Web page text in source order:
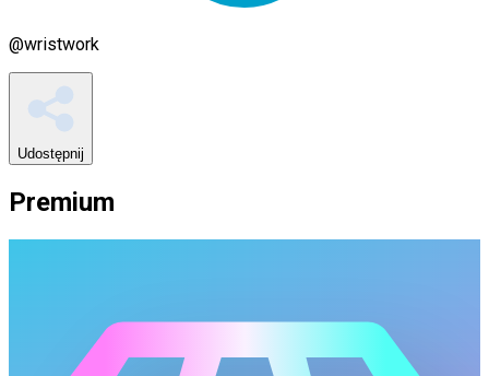
@wristwork
Udostępnij
Premium